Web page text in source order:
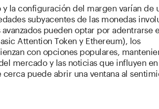
la configuración del margen varían de
subyacentes de las monedas
pueden optar por adentrarse
Attention Token y Ethereum), los
con opciones populares,
mercado y las noticias que influyen
cerca puede abrir una ventana al